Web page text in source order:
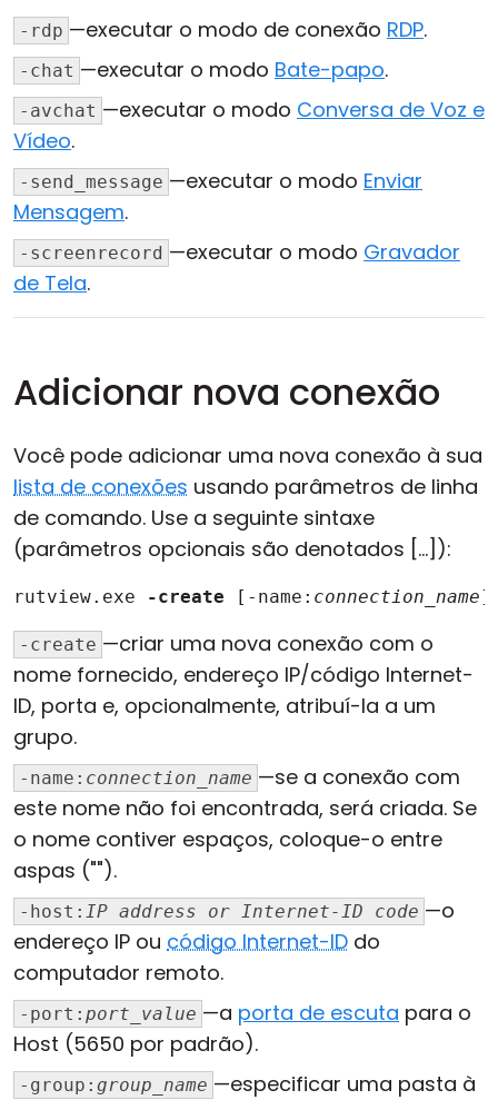
-rdp —executar o modo de conexão RDP.
-chat —executar o modo Bate-papo.
-avchat —executar o modo Conversa de Voz e
Vídeo.
-send_message —executar o modo Enviar
Mensagem.
-screenrecord —executar o modo Gravador
de Tela.
Adicionar nova conexão
Você pode adicionar uma nova conexão à sua
lista de conexões usando parâmetros de linha
de comando. Use a seguinte sintaxe
(parâmetros opcionais são denotados [...]):
rutview.exe -create [-name: connection_name]
-create —criar uma nova conexão com o
nome fornecido, endereço IP/código Internet-
ID, porta e, opcionalmente, atribuí-la a um
grupo.
-name: connection_name —se a conexão com
este nome não foi encontrada, será criada. Se
o nome contiver espaços, coloque-o entre
aspas ("").
-host: IP address or Internet-ID code —o
endereço IP ou código Internet-ID do
computador remoto.
-port: port_value —a porta de escuta para o
Host (5650 por padrão).
-group: group_name —especificar uma pasta à